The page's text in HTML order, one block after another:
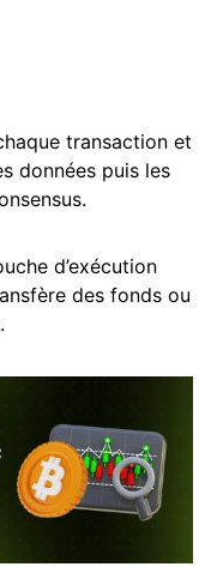
transaction et
données puis les
d’exécution
des fonds ou